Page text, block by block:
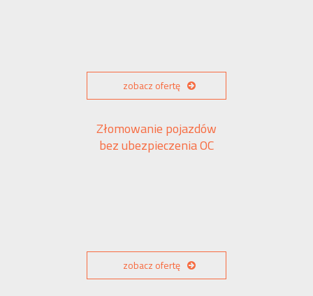
zobacz ofertę
Złomowanie pojazdów
bez ubezpieczenia OC
zobacz ofertę